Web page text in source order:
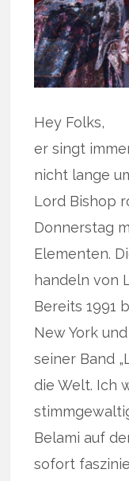
Hey Folks,
er singt
nicht lange
Lord Bishop
Donnerstag
Elementen.
handeln von
Bereits 1991
New York
seiner Band
die Welt. Ich
Belami auf
sofort